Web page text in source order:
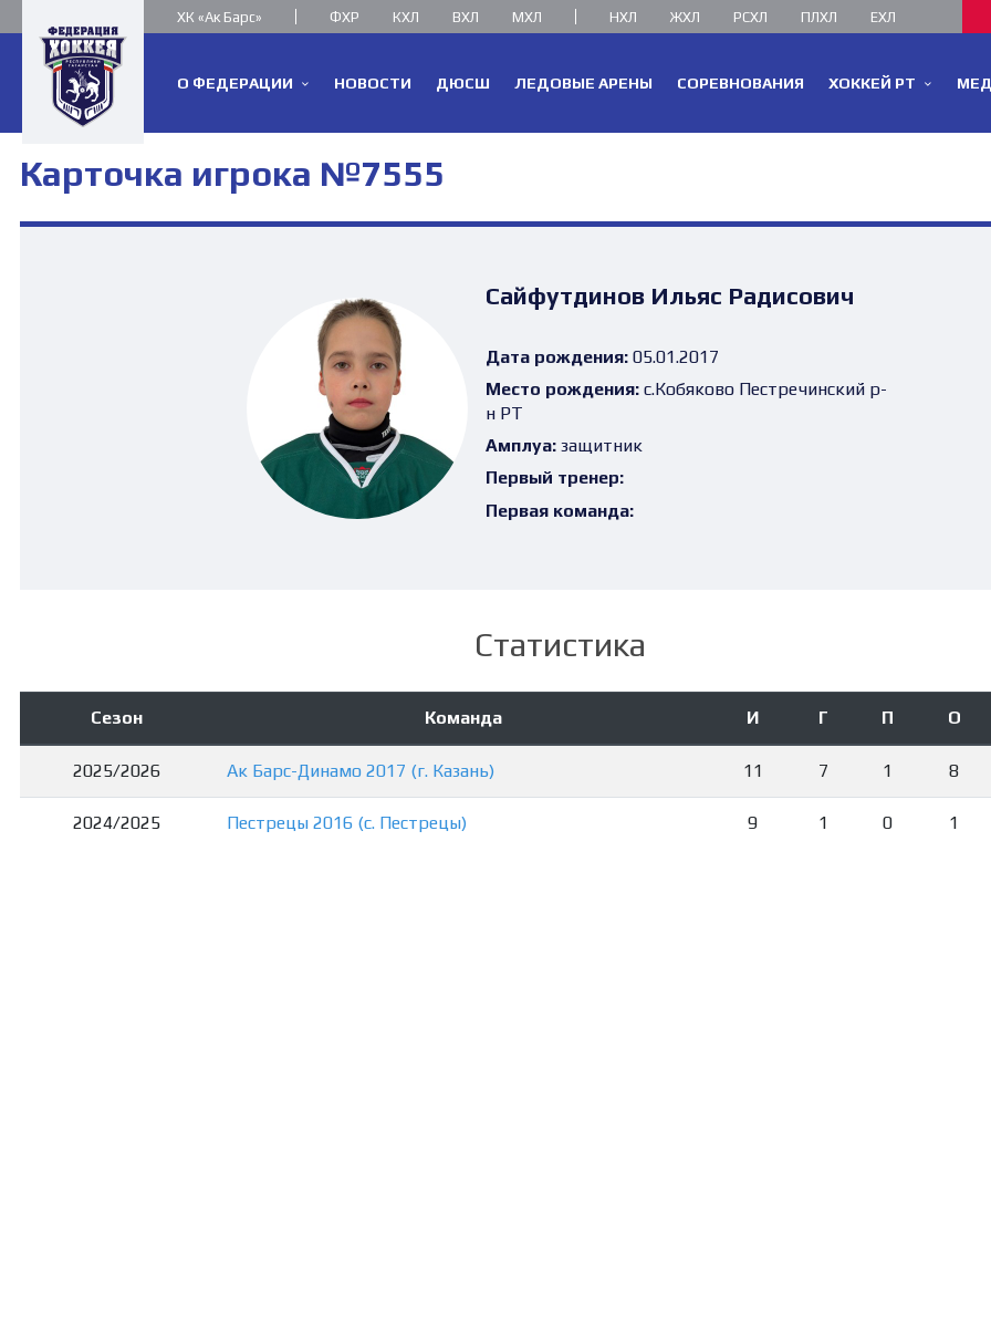
ХК «Ак Барс» ФХР КХЛ ВХЛ МХЛ НХЛ ЖХЛ РСХЛ ПЛХЛ ЕХЛ
О ФЕДЕРАЦИИ НОВОСТИ ДЮСШ ЛЕДОВЫЕ АРЕНЫ СОРЕВНОВАНИЯ ХОККЕЙ РТ
Карточка игрока №7555
Сайфутдинов Ильяс Радисович
Дата рождения:05.01.2017
Место рождения:с.Кобяково Пестречинский р-
н РТ
Амплуа:защитник
Первый тренер:
Первая команда:
Статистика
Сезон Команда И Г П О
2025/2026 Ак Барс-Динамо 2017 (г. Казань) 11 7 1 8
2024/2025 Пестрецы 2016 (с. Пестрецы) 9 1 0 1